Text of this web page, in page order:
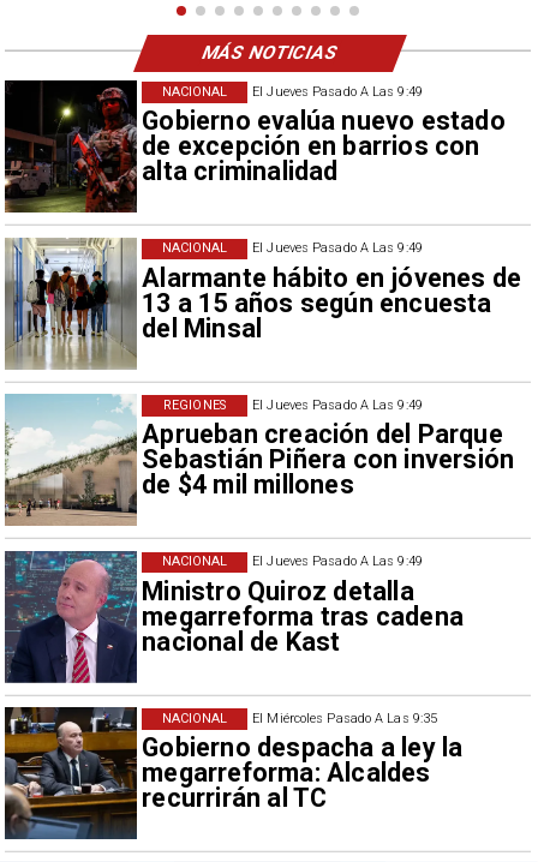
El Jueves Pasado A Las 9:49
Gobierno evalúa nuevo estado
de excepción en barrios con
alta criminalidad
NACIONAL
El Jueves Pasado A Las 9:49
Alarmante hábito en jóvenes de
13 a 15 años según encuesta
del Minsal
NACIONAL
El Jueves Pasado A Las 9:49
Aprueban creación del Parque
Sebastián Piñera con inversión
de $4 mil millones
REGIONES
El Jueves Pasado A Las 9:49
Ministro Quiroz detalla
megarreforma tras cadena
nacional de Kast
NACIONAL
El Miércoles Pasado A Las 9:35
Gobierno despacha a ley la
megarreforma: Alcaldes
recurrirán al TC
NACIONAL
MÁS NOTICIAS